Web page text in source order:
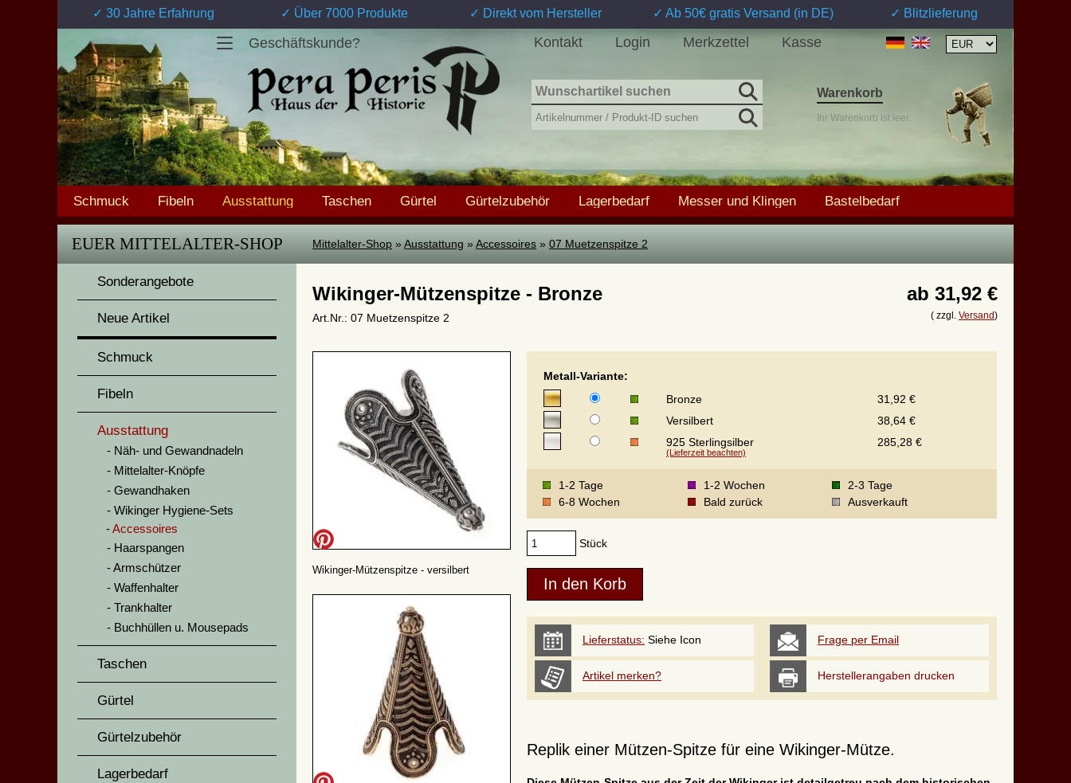
✓ 30 Jahre Erfahrung ✓ Über 7000 Produkte ✓ Direkt vom Hersteller ✓ Ab 50€ gratis Versand (in DE) ✓ Blitzlieferung
Geschäftskunde? Kontakt Login Merkzettel Kasse
Schmuck Fibeln Ausstattung Taschen Gürtel Gürtelzubehör Lagerbedarf Messer und Klingen Bastelbedarf
Warenkorb
Ihr Warenkorb ist leer.
EUER MITTELALTER-SHOP
Sonderangebote
Neue Artikel
Schmuck
Fibeln
Ausstattung
Näh- und Gewandnadeln
Mittelalter-Knöpfe
Gewandhaken
Wikinger Hygiene-Sets
Accessoires
Haarspangen
Armschützer
Waffenhalter
Trankhalter
Buchhüllen u. Mousepads
Taschen
Gürtel
Gürtelzubehör
Lagerbedarf
Mittelalter-Shop »Ausstattung »Accessoires » 07 Muetzenspitze 2
Wikinger-Mützenspitze - Bronze
Art.Nr.: 07 Muetzenspitze 2
ab 31,92 €
( zzgl. Versand)
Wikinger-Mützenspitze - versilbert
Metall-Variante:
Bronze
31,92 €
Versilbert
38,64 €
925 Sterlingsilber
(Lieferzeit beachten)
285,28 €
1-2 Tage 1-2 Wochen
2-3 Tage
6-8 Wochen
Bald zurück Ausverkauft
Stück
Lieferstatus: Siehe Icon Frage per Email
Artikel merken? Herstellerangaben drucken
Replik einer Mützen-Spitze für eine Wikinger-Mütze.